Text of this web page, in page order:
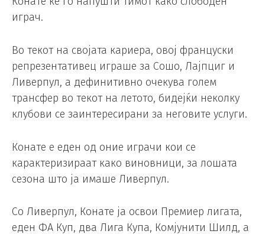
играч.
Во текот на својата кариера, овој француски
репрезентативец играше за Сошо, Лајпциг и
Ливерпул, а дефинитивно очекува голем
трансфер во текот на летото, бидејќи неколку
клубови се заинтересирани за неговите услуги.
Конате е еден од оние играчи кои се
карактеризираат како виновници, за лошата
сезона што ја имаше Ливерпул.
Со Ливерпул, Конате ја освои Премиер лигата,
еден ФА Куп, два Лига Купа, Комјунити Шилд, а